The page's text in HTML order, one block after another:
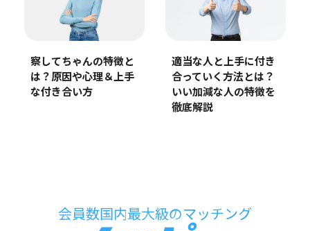
察してちゃんの特徴と
は？原因や心理＆上手
な付き合い方
適当な人と上手に付き
合っていく方法とは？
いい加減な人の特徴を
徹底解説